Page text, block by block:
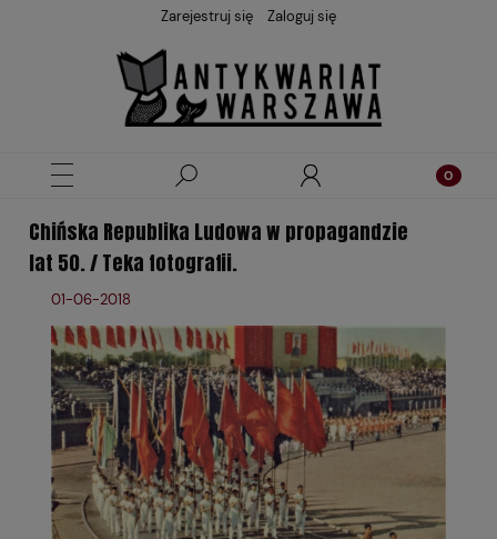
Zarejestruj się Zaloguj się
Chińska Republika Ludowa w propagandzie
lat 50. / Teka fotografii.
01-06-2018